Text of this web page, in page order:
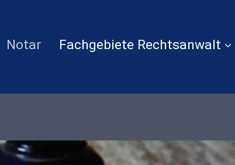
Notar
Fachgebiete Rechtsanwalt